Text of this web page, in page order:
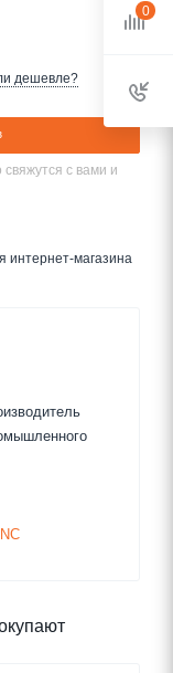
дешевле?
с вами и
интернет-магазина
0